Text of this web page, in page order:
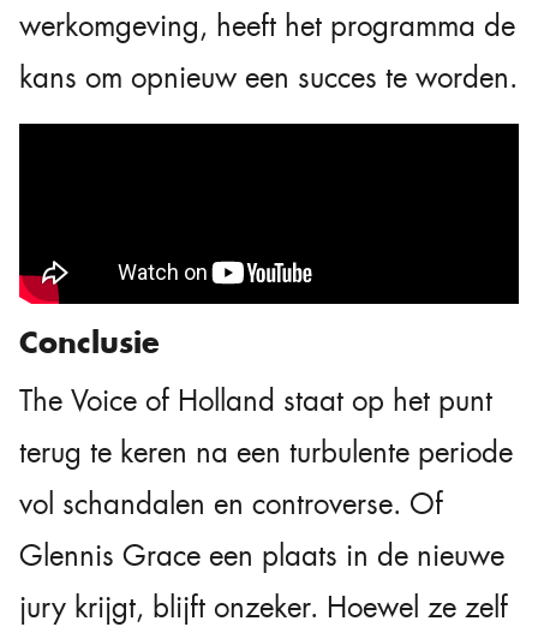
werkomgeving, heeft het programma de
kans om opnieuw een succes te worden.
Conclusie
The Voice of Holland staat op het punt
terug te keren na een turbulente periode
vol schandalen en controverse. Of
Glennis Grace een plaats in de nieuwe
jury krijgt, blijft onzeker. Hoewel ze zelf